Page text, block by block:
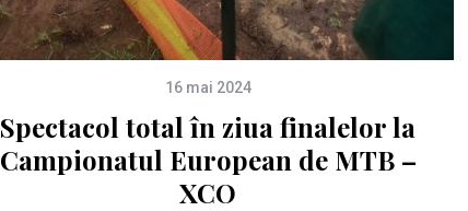
16 mai 2024
Spectacol total în ziua finalelor la
Campionatul European de MTB –
XCO